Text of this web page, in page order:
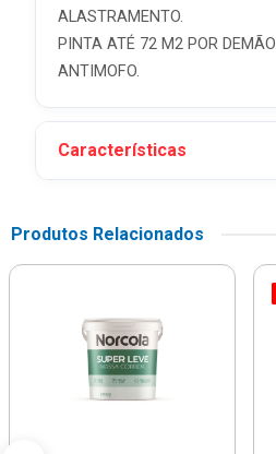
ALASTRAMENTO.
PINTA ATÉ 72 M2 POR DEMÃO
ANTIMOFO.
Características
Produtos Relacionados